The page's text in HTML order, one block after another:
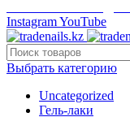
InstagramYouTube
Выбрать категорию
Uncategorized
Гель-лаки